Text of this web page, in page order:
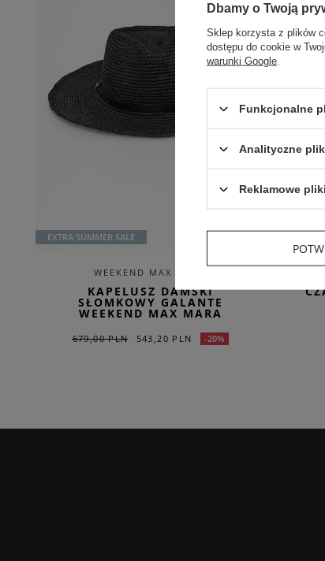
EXTRA SUMMER SALE
WEEKEND MAX MARA
KAPELUSZ DAMSKI
SŁOMKOWY GALANTE
WEEKEND MAX MARA
679,00 PLN 543,20 PLN -20%
Dbamy o Twoją
Sklep korzysta z plików
dostępu do cookie w
warunki Google
Funkcjonalne
Analityczne
Reklamowe